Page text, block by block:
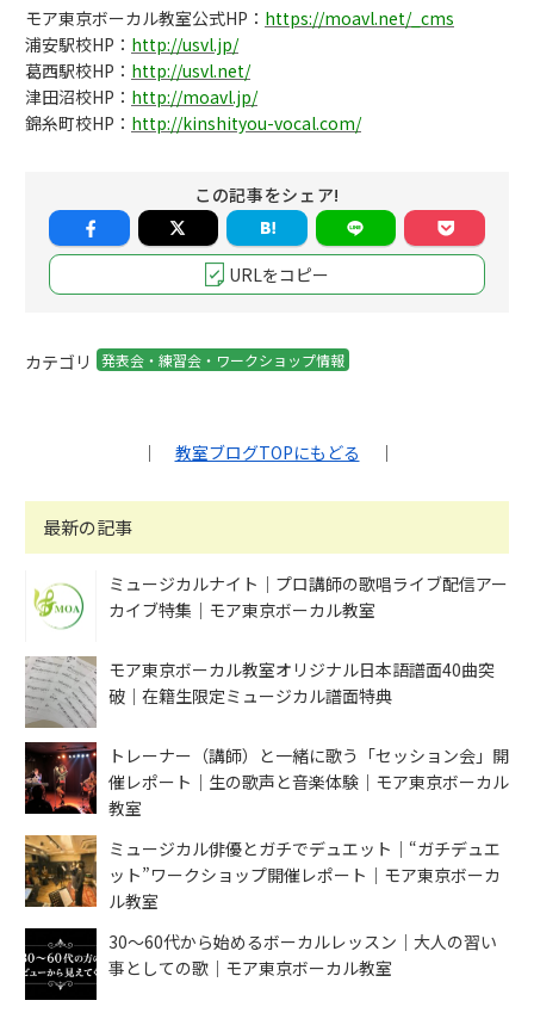
モア東京ボーカル教室公式HP： https://moavl.net/_cms
浦安駅校HP： http://usvl.jp/
葛西駅校HP： http://usvl.net/
津田沼校HP： http://moavl.jp/
錦糸町校HP： http://kinshityou-vocal.com/
この記事をシェア!
URLをコピー
カテゴリ 発表会・練習会・ワークショップ情報
｜ 教室ブログTOPにもどる ｜
最新の記事
ミュージカルナイト｜プロ講師の歌唱ライブ配信アー
カイブ特集｜モア東京ボーカル教室
モア東京ボーカル教室オリジナル日本語譜面40曲突
破｜在籍生限定ミュージカル譜面特典
トレーナー（講師）と一緒に歌う「セッション会」開
催レポート｜生の歌声と音楽体験｜モア東京ボーカル
教室
ミュージカル俳優とガチでデュエット｜“ガチデュエ
ット”ワークショップ開催レポート｜モア東京ボーカ
ル教室
30〜60代から始めるボーカルレッスン｜大人の習い
事としての歌｜モア東京ボーカル教室